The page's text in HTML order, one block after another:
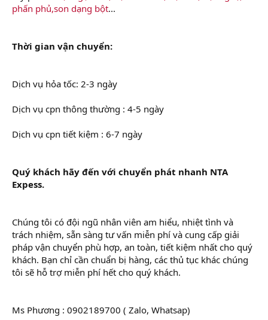
phấn phủ,son dạng bột...
Thời gian vận chuyển:
Dịch vụ hỏa tốc: 2-3 ngày
Dịch vụ cpn thông thường : 4-5 ngày
Dịch vụ cpn tiết kiệm : 6-7 ngày
Quý khách hãy đến với chuyển phát nhanh NTA
Expess.
Chúng tôi có đội ngũ nhân viên am hiểu, nhiệt tình và
trách nhiệm, sẵn sàng tư vấn miễn phí và cung cấp giải
pháp vận chuyển phù hợp, an toàn, tiết kiệm nhất cho quý
khách. Bạn chỉ cần chuẩn bị hàng, các thủ tục khác chúng
tôi sẽ hỗ trợ miễn phí hết cho quý khách.
Ms Phương : 0902189700 ( Zalo, Whatsap)